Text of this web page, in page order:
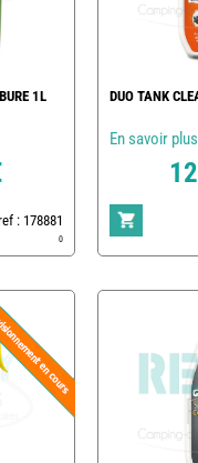
1L
: 178881
0
DUO TANK
En savoir plus